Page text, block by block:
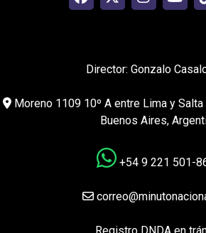
Director: Gonzalo
Moreno 1109 10º A entre Lima y
Buenos Aires,
+54 9 221 501-